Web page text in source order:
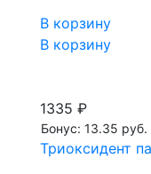
В корзину
В корзину
1335 ₽
Бонус: 13.35 руб.
Триоксидент